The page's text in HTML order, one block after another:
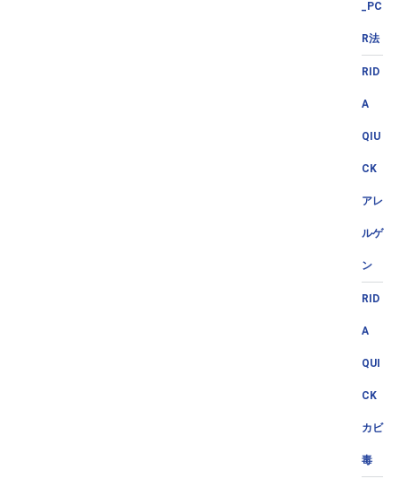
_PC
R法
RID
A
QIU
CK
アレ
ルゲ
ン
RID
A
QUI
CK
カビ
毒